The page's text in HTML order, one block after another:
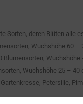
Sorten, deren Blüten alle
Wuchshöhe 60 –
Blumensorten, Wuchshöhe
Wuchshöhe 25 – 40
Petersilie,